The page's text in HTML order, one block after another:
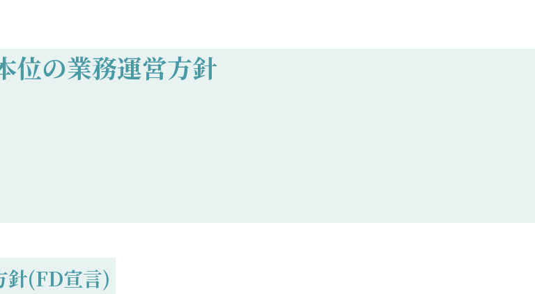
位の業務運営方針
針(FD宣言)